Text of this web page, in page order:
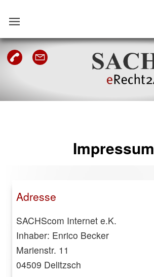
Impressum
Adresse
SACHScom Internet e.K.
Inhaber: Enrico Becker
Marienstr. 11
04509 Delitzsch